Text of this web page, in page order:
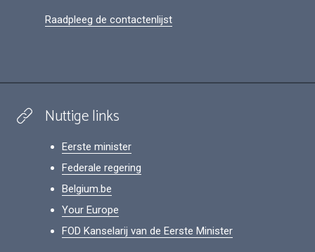
Raadpleeg de contactenlijst
Nuttige links
Eerste minister
Federale regering
Belgium.be
Your Europe
FOD Kanselarij van de Eerste Minister